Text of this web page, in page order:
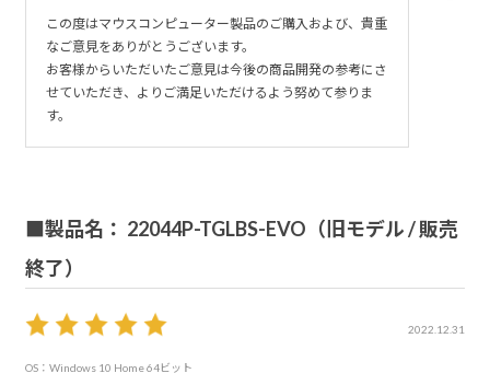
この度はマウスコンピューター製品のご購入および、貴重
なご意見をありがとうございます。
お客様からいただいたご意見は今後の商品開発の参考にさ
せていただき、よりご満足いただけるよう努めて参りま
す。
■製品名： 22044P-TGLBS-EVO（旧モデル / 販売
終了）
2022.12.31
OS：Windows 10 Home 64ビット